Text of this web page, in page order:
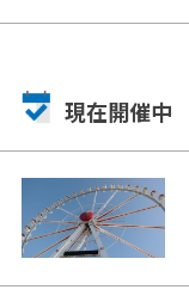
現在開催中